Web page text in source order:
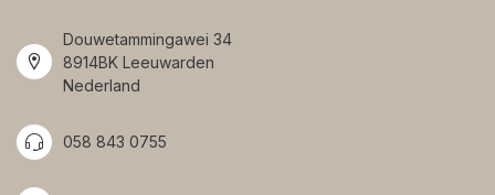
Douwetammingawei 34
8914BK Leeuwarden
Nederland
058 843 0755